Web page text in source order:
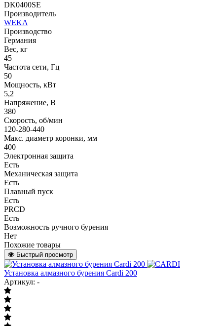
DK0400SE
Производитель
WEKA
Производство
Германия
Вес, кг
45
Частота сети, Гц
50
Мощность, кВт
5,2
Напряжение, В
380
Скорость, об/мин
120-280-440
Макс. диаметр коронки, мм
400
Электронная защита
Есть
Механическая защита
Есть
Плавный пуск
Есть
PRCD
Есть
Возможность ручного бурения
Нет
Похожие товары
Быстрый просмотр
Установка алмазного бурения Cardi 200
Артикул: -